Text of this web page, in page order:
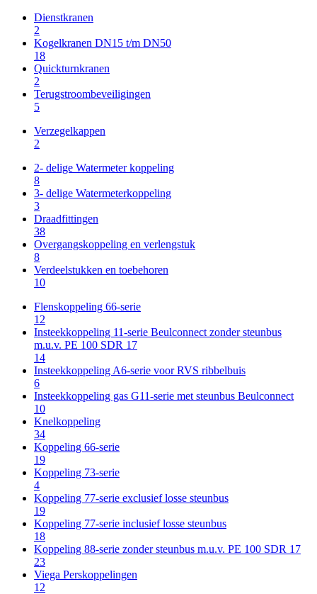
Dienstkranen
2
Kogelkranen DN15 t/m DN50
18
Quickturnkranen
2
Terugstroombeveiligingen
5
Verzegelkappen
2
2- delige Watermeter koppeling
8
3- delige Watermeterkoppeling
3
Draadfittingen
38
Overgangskoppeling en verlengstuk
8
Verdeelstukken en toebehoren
10
Flenskoppeling 66-serie
12
Insteekkoppeling 11-serie Beulconnect zonder steunbus
m.u.v. PE 100 SDR 17
14
Insteekkoppeling A6-serie voor RVS ribbelbuis
6
Insteekkoppeling gas G11-serie met steunbus Beulconnect
10
Knelkoppeling
34
Koppeling 66-serie
19
Koppeling 73-serie
4
Koppeling 77-serie exclusief losse steunbus
19
Koppeling 77-serie inclusief losse steunbus
18
Koppeling 88-serie zonder steunbus m.u.v. PE 100 SDR 17
23
Viega Perskoppelingen
12